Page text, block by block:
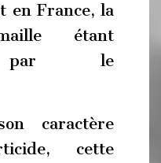
en France, la
étant
par le
caractère
cette